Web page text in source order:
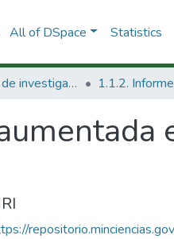
All of DSpace Statistics
1.1 Productos de investigación 1.1.2.